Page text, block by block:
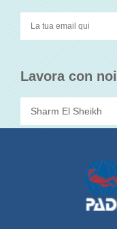
Lavora con noi